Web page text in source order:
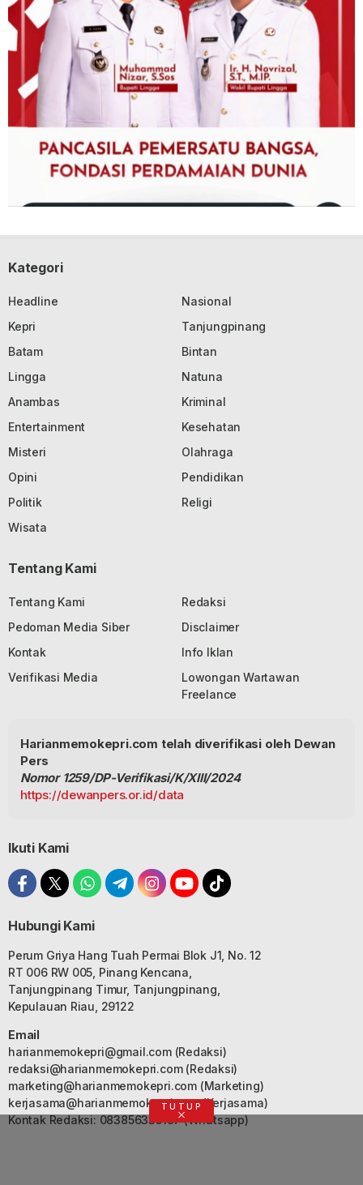
Kategori
Headline
Nasional
Kepri
Tanjungpinang
Batam
Bintan
Lingga
Natuna
Anambas
Kriminal
Entertainment
Kesehatan
Misteri
Olahraga
Opini
Pendidikan
Politik
Religi
Wisata
Tentang Kami
Tentang Kami
Redaksi
Pedoman Media Siber
Disclaimer
Kontak
Info Iklan
Verifikasi Media
Lowongan Wartawan
Freelance
Harianmemokepri.com telah diverifikasi oleh Dewan
Pers
Nomor 1259/DP-Verifikasi/K/XIII/2024
https://dewanpers.or.id/data
Ikuti Kami
Hubungi Kami
Perum Griya Hang Tuah Permai Blok J1, No. 12
RT 006 RW 005, Pinang Kencana,
Tanjungpinang Timur, Tanjungpinang,
Kepulauan Riau, 29122
Email
harianmemokepri@gmail.com(Redaksi)
redaksi@harianmemokepri.com(Redaksi)
marketing@harianmemokepri.com(Marketing)
kerjasama@harianmemokepri.com(Kerjasama)
Kontak Redaksi: 083856335187 (Whatsapp)
TUTUP